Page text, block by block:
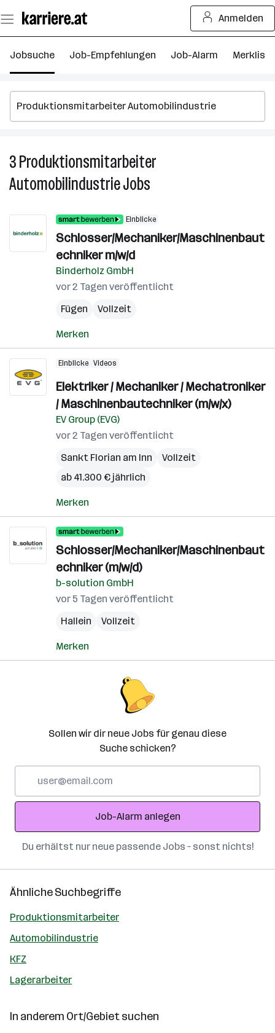
Seiteninhalt
springen
Anmelden
Jobsuche Job-Empfehlungen Job-Alarm Merkliste
3Produktionsmitarbeiter
AutomobilindustrieJobs
Einblicke
Schlosser/Mechaniker/Maschinenbaut
echniker m/w/d
Binderholz GmbH
vor 2 Tagen veröffentlicht
Fügen
Vollzeit
Merken
Einblicke Videos
Elektriker / Mechaniker / Mechatroniker
/ Maschinenbautechniker (m/w/x)
EV Group (EVG)
vor 2 Tagen veröffentlicht
Sankt Florian am Inn
Vollzeit
ab 41.300 € jährlich
Merken
Schlosser/Mechaniker/Maschinenbaut
echniker (m/w/d)
b-solution GmbH
vor 5 Tagen veröffentlicht
Hallein
Vollzeit
Merken
Sollen wir dir neue Jobs für genau diese
Suche schicken?
Adresse
Job-Alarm anlegen
Du erhältst nur neue passende Jobs – sonst nichts!
Ähnliche Suchbegriffe
Produktionsmitarbeiter
Automobilindustrie
KFZ
Lagerarbeiter
In anderem Ort/Gebiet suchen